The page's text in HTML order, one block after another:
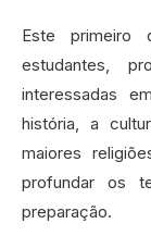
Este primeiro
estudantes,
interessadas
história, a
maiores
profundar os
preparação.